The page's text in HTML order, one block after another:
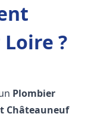
?
Plombier
Châteauneuf